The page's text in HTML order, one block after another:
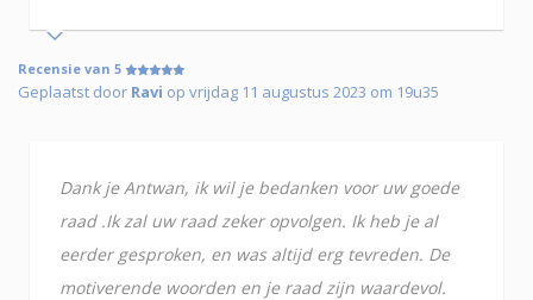
Recensie van 5
Geplaatst door Ravi op vrijdag 11 augustus 2023 om 19u35
Dank je Antwan, ik wil je bedanken voor uw goede
raad .Ik zal uw raad zeker opvolgen. Ik heb je al
eerder gesproken, en was altijd erg tevreden. De
motiverende woorden en je raad zijn waardevol.